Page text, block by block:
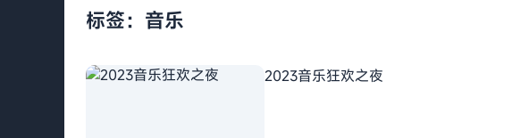
标签：音乐
2023音乐狂欢之夜